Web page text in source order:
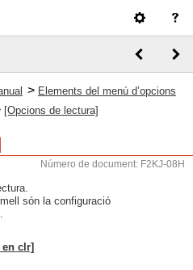
> Elements del menú d’opcions
[Opcions de lectura]
Número de document: F2KJ-08H
són la configuració
clr]